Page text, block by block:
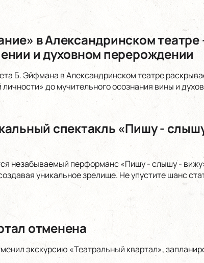
в Александринском
и духовном перерождении
Б. Эйфмана в Александринском театре
до мучительного осознания вины и
спектакль «Пишу -
незабываемый перформанс «Пишу - слышу -
уникальное зрелище. Не упустите шанс
отменена
экскурсию «Театральный квартал»,